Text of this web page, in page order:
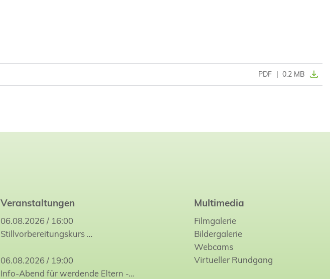
PDF | 0.2 MB
Veranstaltungen
06.08.2026 / 16:00
Stillvorbereitungskurs…
06.08.2026 / 19:00
Info-Abend für werdende Eltern -…
Multimedia
Filmgalerie
Bildergalerie
Webcams
Virtueller Rundgang